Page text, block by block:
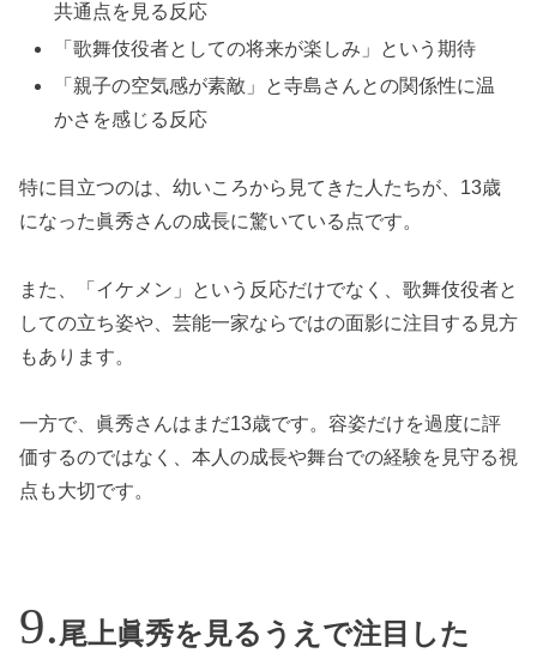
共通点を見る反応
「歌舞伎役者としての将来が楽しみ」という期待
「親子の空気感が素敵」と寺島さんとの関係性に温
かさを感じる反応
特に目立つのは、幼いころから見てきた人たちが、13歳
になった眞秀さんの成長に驚いている点です。
また、「イケメン」という反応だけでなく、歌舞伎役者と
しての立ち姿や、芸能一家ならではの面影に注目する見方
もあります。
一方で、眞秀さんはまだ13歳です。容姿だけを過度に評
価するのではなく、本人の成長や舞台での経験を見守る視
点も大切です。
尾上眞秀を見るうえで注目した